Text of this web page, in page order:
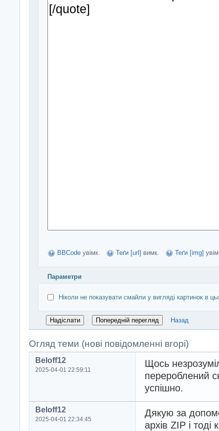
BBCode увімк. Теґи [url] вимк. Теґи [img]
Параметри
Ніколи не показувати смайли у вигляді картинок в
Назад
Огляд теми (нові повідомленні вгорі)
Beloff12
2025-04-01 22:59:11
Щось
перероблений
успішно.
Beloff12
2025-04-01 22:34:45
Дякую за
архів ZIP і